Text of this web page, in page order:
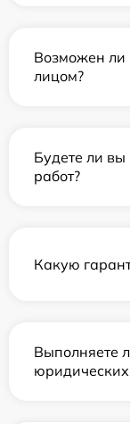
Возможен ли
лицом?
Будете ли
работ?
Какую
Выполняете